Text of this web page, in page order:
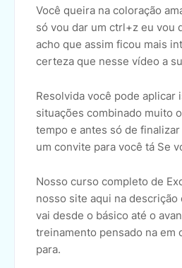
Você queira na coloração
só vou dar um ctrl+z eu vou
acho que assim ficou mais
certeza que nesse vídeo a
Resolvida você pode aplicar
situações combinado muito
tempo e antes só de
um convite para você tá Se
Nosso curso completo de
nosso site aqui na
vai desde o básico até o
treinamento pensado na em
para.